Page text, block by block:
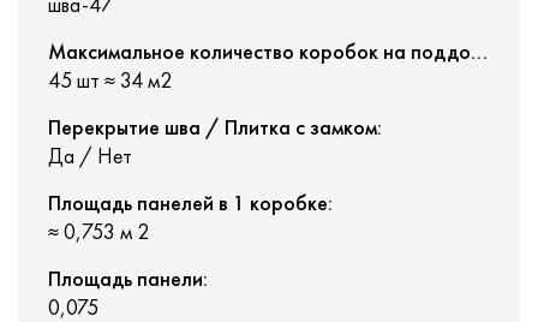
Максимальное количество коробок на поддоне:
45 шт ≈ 34 м2
Перекрытие шва / Плитка с замком:
Да / Нет
Площадь панелей в 1 коробке:
≈ 0,753 м 2
Площадь панели:
0,075